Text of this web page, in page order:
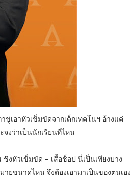
เอาหัวเข็มขัดจากเด็กเทคโนฯ อ้างแค่
จงว่าเป็นนักเรียนที่ไหน
งหัวเข็มขัด – เสื้อช็อป นี่เป็นเพียงบาง
ยขนาดไหน จึงต้องเอามาเป็นของตนเอง